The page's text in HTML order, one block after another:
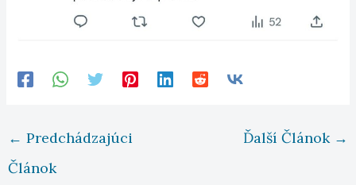
← Predchádzajúci
Článok
Ďalší Článok →